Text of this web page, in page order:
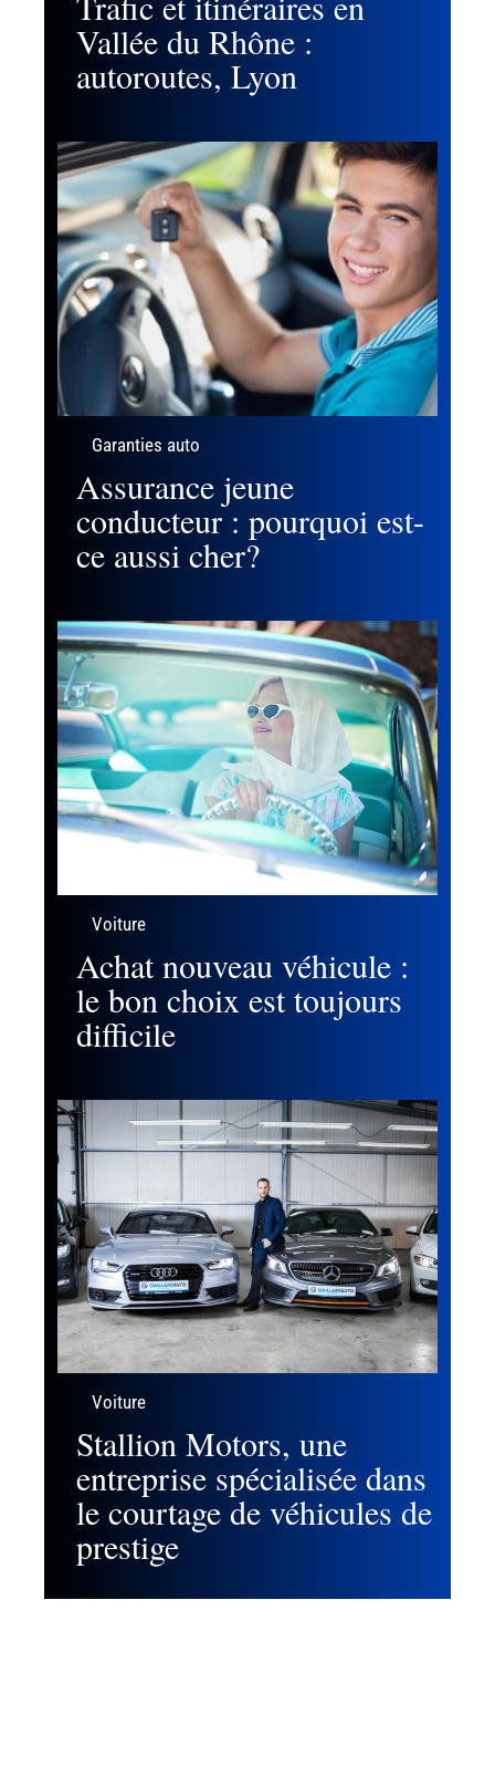
Vallée du Rhône :
autoroutes, Lyon
Garanties auto
Assurance jeune
conducteur : pourquoi est-
ce aussi cher?
Voiture
Achat nouveau véhicule :
le bon choix est toujours
difficile
Voiture
Stallion Motors, une
entreprise spécialisée dans
le courtage de véhicules de
prestige